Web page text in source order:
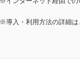
※導入・利用方法の詳細は